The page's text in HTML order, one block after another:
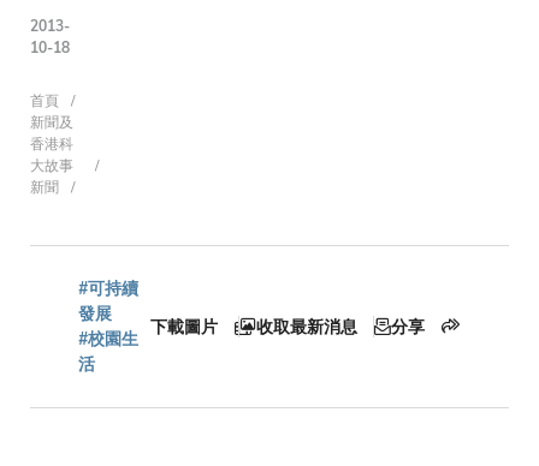
2013-
10-18
導
航
連
結
首頁
新聞及
香港科
大故事
新聞
#可持續
發展
#校園生
活
下載圖片 收取最新消息 分享